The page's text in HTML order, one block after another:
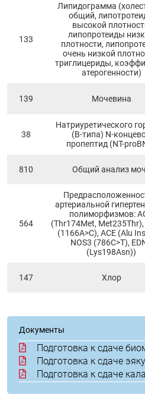
133
Липидограмма
общий,
высокой
липопротеиды
плотности,
очень низкой
триглицериды,
атерогенности)
139 Мочевина
38
Натриуретического
(В-типа) N-
пропептид (NT-
810 Общий анализ
564
артериальной
полиморфизмов:
(Thr174Met, Met235Thr),
(1166A>C), ACE (Alu
NOS3 (786C>T),
(Lys198Asn))
147 Хлор
Документы
Подготовка к сдаче
Подготовка к сдаче
Подготовка к сдаче кала